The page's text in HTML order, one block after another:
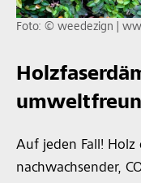
Auf jeden Fall!
nachwachsender,
Foto: © weedezign |